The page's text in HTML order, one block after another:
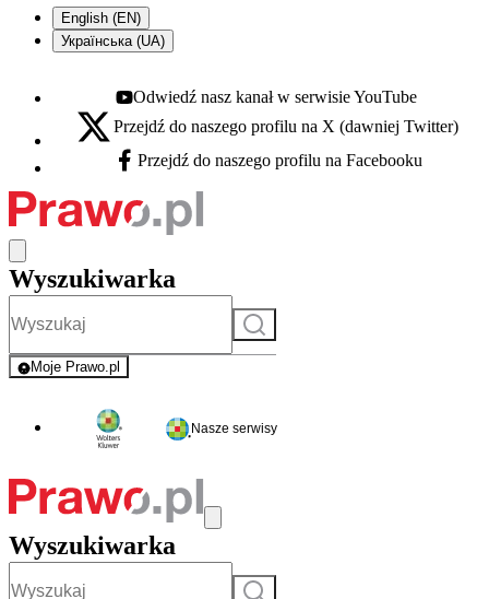
English (EN)
Українська (UA)
Youtube - otwiera się w nowej karcie
Odwiedź nasz kanał w serwisie YouTube
X - otwiera się w nowej karcie
Przejdź do naszego profilu na X (dawniej Twitter)
Facebook - otwiera się w nowej karcie
Przejdź do naszego profilu na Facebooku
Wyszukiwarka
Szukaj
Moje Prawo.pl
- rejestracja i logowanie do serwisu
Nasze serwisy
Wyszukiwarka
Szukaj